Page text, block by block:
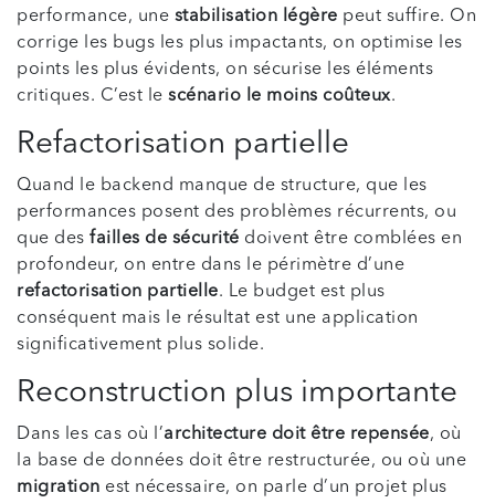
performance, une stabilisation légère peut suffire. On
corrige les bugs les plus impactants, on optimise les
points les plus évidents, on sécurise les éléments
critiques. C’est le scénario le moins coûteux.
Refactorisation partielle
Quand le backend manque de structure, que les
performances posent des problèmes récurrents, ou
que des failles de sécurité doivent être comblées en
profondeur, on entre dans le périmètre d’une
refactorisation partielle. Le budget est plus
conséquent mais le résultat est une application
significativement plus solide.
Reconstruction plus importante
Dans les cas où l’architecture doit être repensée, où
la base de données doit être restructurée, ou où une
migration est nécessaire, on parle d’un projet plus